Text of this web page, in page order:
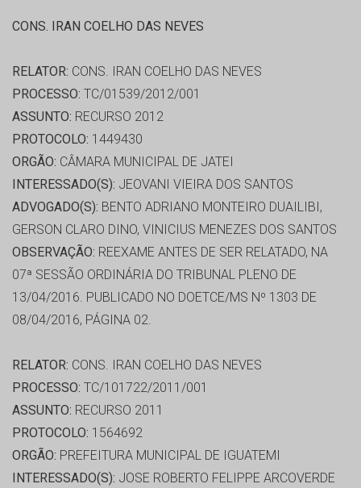
CONS. IRAN COELHO DAS NEVES
RELATOR: CONS. IRAN COELHO DAS NEVES
PROCESSO: TC/01539/2012/001
ASSUNTO: RECURSO 2012
PROTOCOLO: 1449430
ORGÃO: CÂMARA MUNICIPAL DE JATEI
INTERESSADO(S): JEOVANI VIEIRA DOS SANTOS
ADVOGADO(S): BENTO ADRIANO MONTEIRO DUAILIBI,
GERSON CLARO DINO, VINICIUS MENEZES DOS SANTOS
OBSERVAÇÃO: REEXAME ANTES DE SER RELATADO, NA
07ª SESSÃO ORDINÁRIA DO TRIBUNAL PLENO DE
13/04/2016. PUBLICADO NO DOETCE/MS Nº 1303 DE
08/04/2016, PÁGINA 02.
RELATOR: CONS. IRAN COELHO DAS NEVES
PROCESSO: TC/101722/2011/001
ASSUNTO: RECURSO 2011
PROTOCOLO: 1564692
ORGÃO: PREFEITURA MUNICIPAL DE IGUATEMI
INTERESSADO(S): JOSE ROBERTO FELIPPE ARCOVERDE